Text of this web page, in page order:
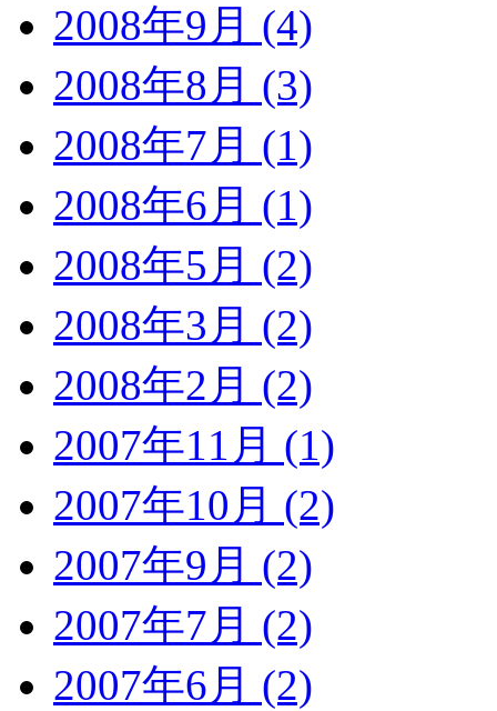
2008年9月 (4)
2008年8月 (3)
2008年7月 (1)
2008年6月 (1)
2008年5月 (2)
2008年3月 (2)
2008年2月 (2)
2007年11月 (1)
2007年10月 (2)
2007年9月 (2)
2007年7月 (2)
2007年6月 (2)